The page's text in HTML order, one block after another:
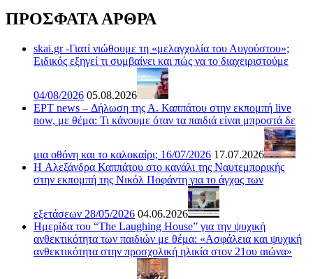
ΠΡΟΣΦΑΤΑ ΑΡΘΡΑ
skai.gr -Γιατί νιώθουμε τη «μελαγχολία του Αυγούστου»;
Ειδικός εξηγεί τι συμβαίνει και πώς να το διαχειριστούμε
04/08/2026 05.08.2026
ΕΡΤ news – Δήλωση της Α. Καππάτου στην εκπομπή live
now, με θέμα: Τι κάνουμε όταν τα παιδιά είναι μπροστά δε
μια οθόνη και το καλοκαίρι; 16/07/2026 17.07.2026
H Αλεξάνδρα Καππάτου στο κανάλι της Ναυτεμπορικής
στην εκπομπή της Νικόλ Ποφάντη για το άγχος των
εξετάσεων 28/05/2026 04.06.2026
Ημερίδα του “The Laughing House” για την ψυχική
ανθεκτικότητα των παιδιών με θέμα: «Ασφάλεια και ψυχική
ανθεκτικότητα στην προσχολική ηλικία στον 21ου αιώνα»